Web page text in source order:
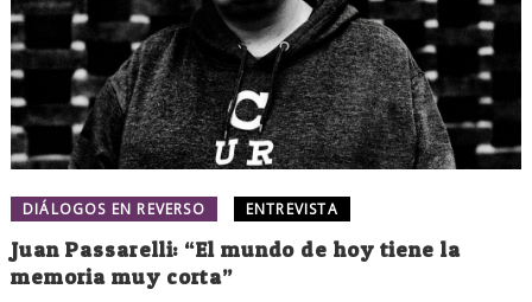
DIÁLOGOS EN REVERSO ENTREVISTA
Juan Passarelli: “El mundo de hoy tiene la
memoria muy corta”